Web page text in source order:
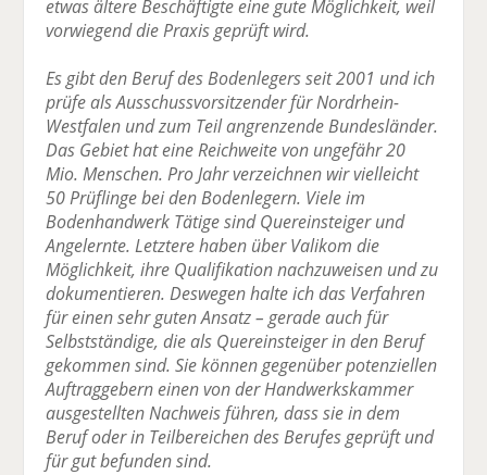
etwas ältere Beschäftigte eine gute Möglichkeit, weil
vorwiegend die Praxis geprüft wird.
Es gibt den Beruf des Bodenlegers seit 2001 und ich
prüfe als Ausschussvorsitzender für Nordrhein-
Westfalen und zum Teil angrenzende Bundesländer.
Das Gebiet hat eine Reichweite von ungefähr 20
Mio. Menschen. Pro Jahr verzeichnen wir vielleicht
50 Prüflinge bei den Bodenlegern. Viele im
Bodenhandwerk Tätige sind Quereinsteiger und
Angelernte. Letztere haben über Valikom die
Möglichkeit, ihre Qualifikation nachzuweisen und zu
dokumentieren. Deswegen halte ich das Verfahren
für einen sehr guten Ansatz – gerade auch für
Selbstständige, die als Quereinsteiger in den Beruf
gekommen sind. Sie können gegenüber potenziellen
Auftraggebern einen von der Handwerkskammer
ausgestellten Nachweis führen, dass sie in dem
Beruf oder in Teilbereichen des Berufes geprüft und
für gut befunden sind.